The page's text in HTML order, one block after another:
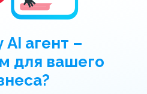
агент –
для вашего